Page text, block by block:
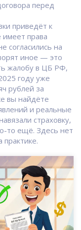
перед
приведёт к
права
согласились на
иное — это
жалобу в ЦБ РФ,
году уже
рублей за
вы найдёте
и реальные
страховку,
то ещё. Здесь нет